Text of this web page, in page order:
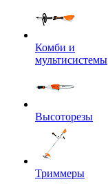
Комби и
мультисистемы
Высоторезы
Триммеры